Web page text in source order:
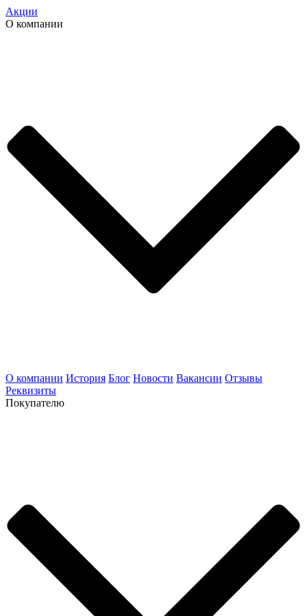
Акции
О компании
О компании История Блог Новости Вакансии Отзывы
Реквизиты
Покупателю